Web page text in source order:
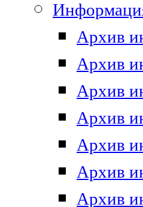
Архив
Архив
Архив
Архив
Архив
Архив
Архив